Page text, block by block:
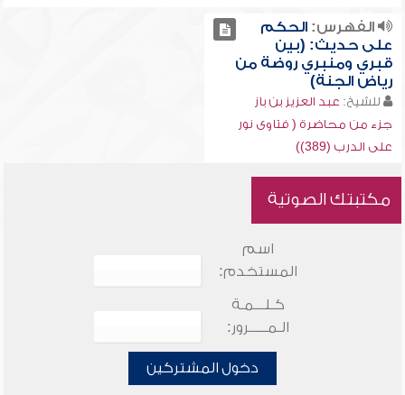
الفهرس:الحكم
على حديث: (بين
قبري ومنبري روضة من
رياض الجنة)
للشيخ: عبد العزيز بن باز
جزء من محاضرة ( فتاوى نور
على الدرب (389))
مكتبتك الصوتية
اسم
المستخدم:
كـلـــمـة
الـمـــــرور:
دخول المشتركين